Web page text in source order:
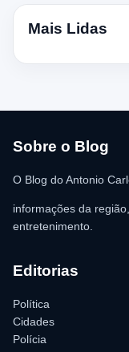
Mais Lidas
Sobre o Blog
O Blog do Antonio
informações da
entretenimento.
Editorias
Política
Cidades
Polícia